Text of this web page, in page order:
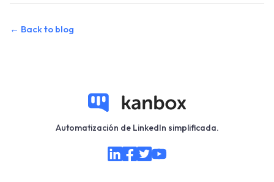
← Back to blog
Automatización de LinkedIn simplificada.